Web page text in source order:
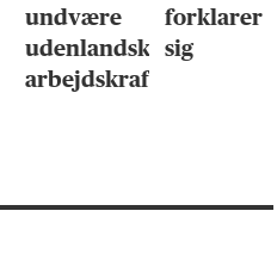
undvære
udenlandsk
arbejdskraft
forklarer
sig